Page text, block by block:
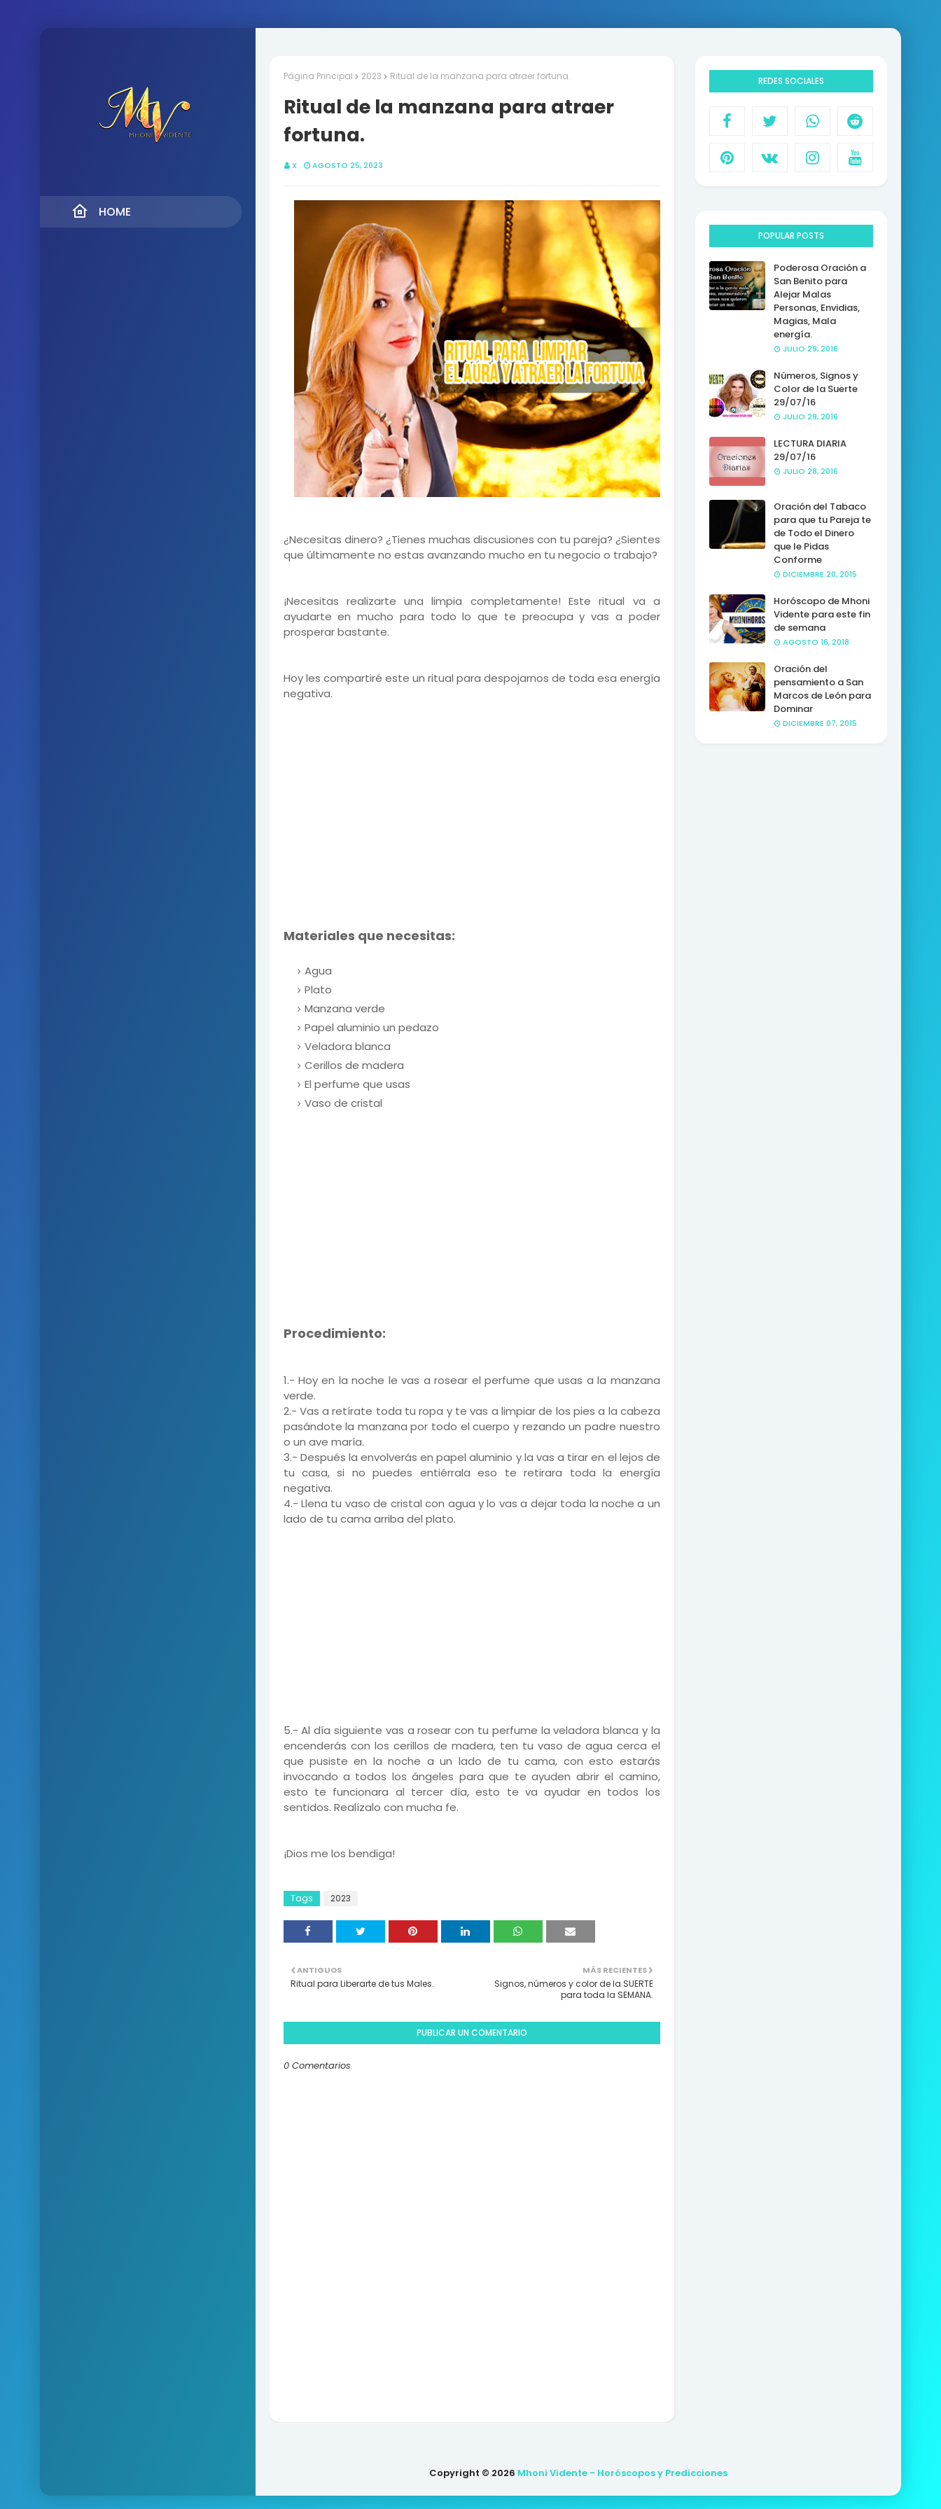
HOME
Página Principal 2023 Ritual de la manzana para atraer fortuna.
Ritual de la manzana para atraer
fortuna.
X AGOSTO 25, 2023
¿Necesitas dinero? ¿Tienes muchas discusiones con tu pareja? ¿Sientes
que últimamente no estas avanzando mucho en tu negocio o trabajo?
¡Necesitas realizarte una limpia completamente! Este ritual va a
ayudarte en mucho para todo lo que te preocupa y vas a poder
prosperar bastante.
Hoy les compartiré este un ritual para despojarnos de toda esa energía
negativa.
Materiales que necesitas:
Agua
Plato
Manzana verde
Papel aluminio un pedazo
Veladora blanca
Cerillos de madera
El perfume que usas
Vaso de cristal
Procedimiento:
1.- Hoy en la noche le vas a rosear el perfume que usas a la manzana
verde.
2.- Vas a retírate toda tu ropa y te vas a limpiar de los pies a la cabeza
pasándote la manzana por todo el cuerpo y rezando un padre nuestro
o un ave maría.
3.- Después la envolverás en papel aluminio y la vas a tirar en el lejos de
tu casa, si no puedes entiérrala eso te retirara toda la energía
negativa.
4.- Llena tu vaso de cristal con agua y lo vas a dejar toda la noche a un
lado de tu cama arriba del plato.
5.- Al día siguiente vas a rosear con tu perfume la veladora blanca y la
encenderás con los cerillos de madera, ten tu vaso de agua cerca el
que pusiste en la noche a un lado de tu cama, con esto estarás
invocando a todos los ángeles para que te ayuden abrir el camino,
esto te funcionara al tercer día, esto te va ayudar en todos los
sentidos. Realízalo con mucha fe.
¡Dios me los bendiga!
Tags 2023
MÁS RECIENTES
Signos, números y color de la SUERTE
para toda la SEMANA.
ANTIGUOS
Ritual para Liberarte de tus Males.
PUBLICAR UN COMENTARIO
0 Comentarios
REDES SOCIALES
POPULAR POSTS
Poderosa Oración a
San Benito para
Alejar Malas
Personas, Envidias,
Magias, Mala
energía.
JULIO 29, 2016
Números, Signos y
Color de la Suerte
29/07/16
JULIO 29, 2016
LECTURA DIARIA
29/07/16
JULIO 28, 2016
Oración del Tabaco
para que tu Pareja te
de Todo el Dinero
que le Pidas
Conforme
DICIEMBRE 20, 2015
Horóscopo de Mhoni
Vidente para este fin
de semana
AGOSTO 16, 2018
Oración del
pensamiento a San
Marcos de León para
Dominar
DICIEMBRE 07, 2015
Copyright © 2026 Mhoni Vidente - Horóscopos y Predicciones